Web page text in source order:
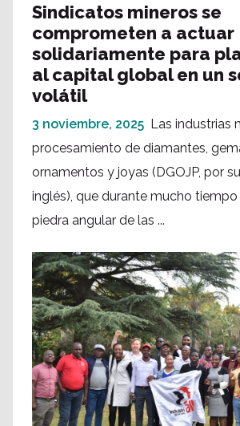
Sindicatos mineros se
comprometen a actuar
solidariamente para
al capital global en un
volátil
3 noviembre, 2025 Las industrias
procesamiento de diamantes,
ornamentos y joyas (DGOJP, por
inglés), que durante mucho
piedra angular de las ...